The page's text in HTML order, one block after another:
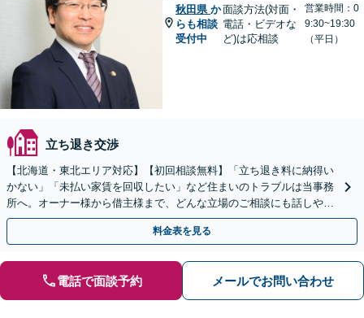
秋田県 か
らも相談
受付中
面談方法(対面・
電話・ビデオな
ど)は応相談
営業時間：0
9:30~19:30
（平日）
立ち退き交渉
【北海道・東北エリア対応】【初回相談無料】「立ち退き料に納得い
かない」「未払い家賃を回収したい」など住まいのトラブルは当事務
所へ。オーナー様から借主様まで、どんな立場のご相談にも話しやす
い弁護士が対応します。ＷＥＢ面談可。
料金表を見る
電話で面談予約 メールでお問い合わせ